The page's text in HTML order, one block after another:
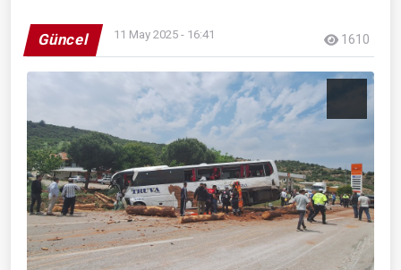
Güncel 11 May 2025 - 16:41 1610